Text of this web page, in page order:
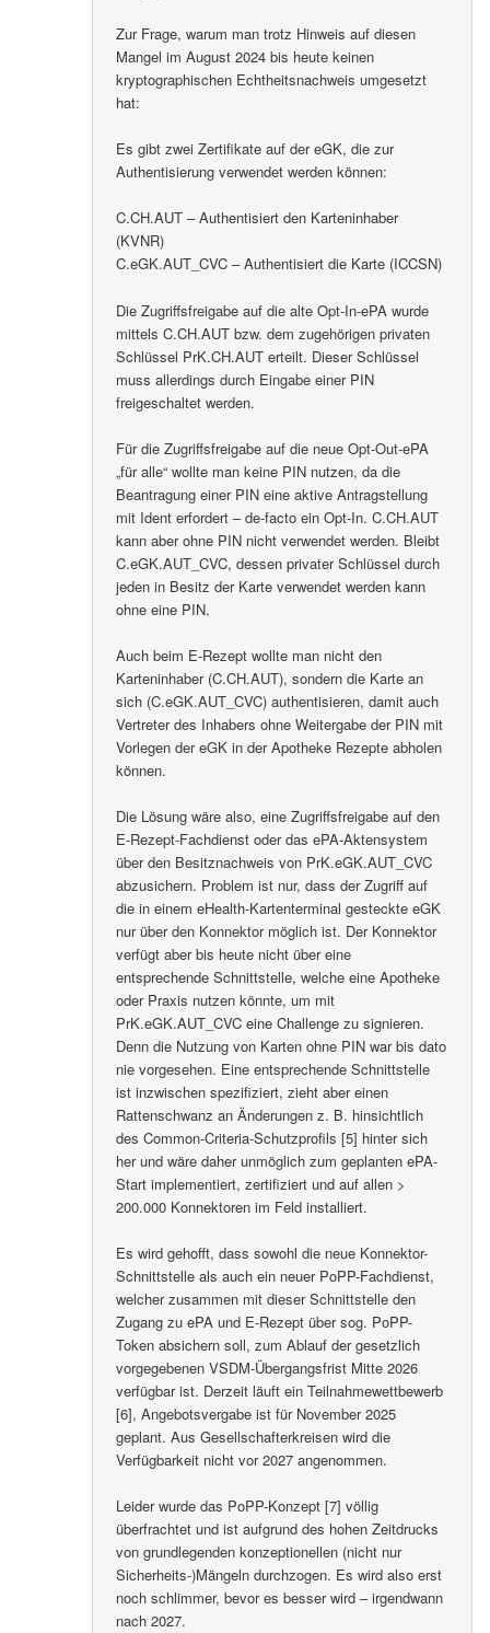
Zur Frage, warum man trotz Hinweis auf diesen
Mangel im August 2024 bis heute keinen
kryptographischen Echtheitsnachweis umgesetzt
hat:
Es gibt zwei Zertifikate auf der eGK, die zur
Authentisierung verwendet werden können:
C.CH.AUT – Authentisiert den Karteninhaber
(KVNR)
C.eGK.AUT_CVC – Authentisiert die Karte (ICCSN)
Die Zugriffsfreigabe auf die alte Opt-In-ePA wurde
mittels C.CH.AUT bzw. dem zugehörigen privaten
Schlüssel PrK.CH.AUT erteilt. Dieser Schlüssel
muss allerdings durch Eingabe einer PIN
freigeschaltet werden.
Für die Zugriffsfreigabe auf die neue Opt-Out-ePA
„für alle“ wollte man keine PIN nutzen, da die
Beantragung einer PIN eine aktive Antragstellung
mit Ident erfordert – de-facto ein Opt-In. C.CH.AUT
kann aber ohne PIN nicht verwendet werden. Bleibt
C.eGK.AUT_CVC, dessen privater Schlüssel durch
jeden in Besitz der Karte verwendet werden kann
ohne eine PIN.
Auch beim E-Rezept wollte man nicht den
Karteninhaber (C.CH.AUT), sondern die Karte an
sich (C.eGK.AUT_CVC) authentisieren, damit auch
Vertreter des Inhabers ohne Weitergabe der PIN mit
Vorlegen der eGK in der Apotheke Rezepte abholen
können.
Die Lösung wäre also, eine Zugriffsfreigabe auf den
E-Rezept-Fachdienst oder das ePA-Aktensystem
über den Besitznachweis von PrK.eGK.AUT_CVC
abzusichern. Problem ist nur, dass der Zugriff auf
die in einem eHealth-Kartenterminal gesteckte eGK
nur über den Konnektor möglich ist. Der Konnektor
verfügt aber bis heute nicht über eine
entsprechende Schnittstelle, welche eine Apotheke
oder Praxis nutzen könnte, um mit
PrK.eGK.AUT_CVC eine Challenge zu signieren.
Denn die Nutzung von Karten ohne PIN war bis dato
nie vorgesehen. Eine entsprechende Schnittstelle
ist inzwischen spezifiziert, zieht aber einen
Rattenschwanz an Änderungen z. B. hinsichtlich
des Common-Criteria-Schutzprofils [5] hinter sich
her und wäre daher unmöglich zum geplanten ePA-
Start implementiert, zertifiziert und auf allen >
200.000 Konnektoren im Feld installiert.
Es wird gehofft, dass sowohl die neue Konnektor-
Schnittstelle als auch ein neuer PoPP-Fachdienst,
welcher zusammen mit dieser Schnittstelle den
Zugang zu ePA und E-Rezept über sog. PoPP-
Token absichern soll, zum Ablauf der gesetzlich
vorgegebenen VSDM-Übergangsfrist Mitte 2026
verfügbar ist. Derzeit läuft ein Teilnahmewettbewerb
[6], Angebotsvergabe ist für November 2025
geplant. Aus Gesellschafterkreisen wird die
Verfügbarkeit nicht vor 2027 angenommen.
Leider wurde das PoPP-Konzept [7] völlig
überfrachtet und ist aufgrund des hohen Zeitdrucks
von grundlegenden konzeptionellen (nicht nur
Sicherheits-)Mängeln durchzogen. Es wird also erst
noch schlimmer, bevor es besser wird – irgendwann
nach 2027.